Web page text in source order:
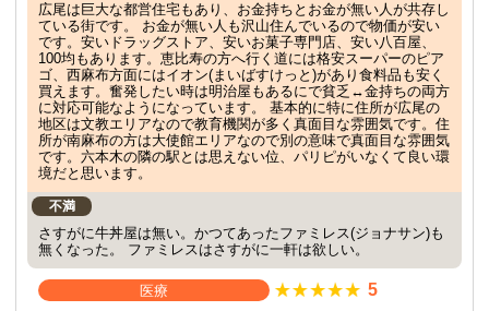
広尾は巨大な都営住宅もあり、お金持ちとお金が無い人が共存し
ている街です。 お金が無い人も沢山住んでいるので物価が安い
です。安いドラッグストア、安いお菓子専門店、安い八百屋、
100均もあります。恵比寿の方へ行く道には格安スーパーのピア
ゴ、西麻布方面にはイオン(まいばすけっと)があり食料品も安く
買えます。奮発したい時は明治屋もあるにで貧乏↔金持ちの両方
に対応可能なようになっています。 基本的に特に住所が広尾の
地区は文教エリアなので教育機関が多く真面目な雰囲気です。住
所が南麻布の方は大使館エリアなので別の意味で真面目な雰囲気
です。六本木の隣の駅とは思えない位、パリピがいなくて良い環
境だと思います。
不満
さすがに牛丼屋は無い。かつてあったファミレス(ジョナサン)も
無くなった。 ファミレスはさすがに一軒は欲しい。
医療 5